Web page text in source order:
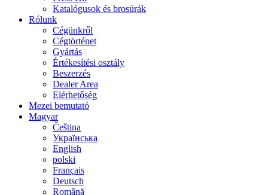
Katalógusok és brosúrák
Rólunk
Cégünkről
Cégtörténet
Gyártás
Értékesítési osztály
Beszerzés
Dealer Area
Elérhetőség
Mezei bemutató
Magyar
Čeština
Українська
English
polski
Français
Deutsch
Română